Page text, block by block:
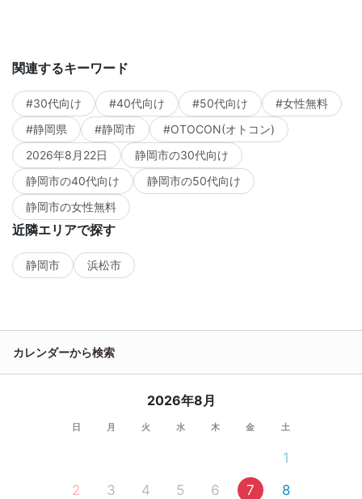
関連するキーワード
#30代向け #40代向け #50代向け
#女性無料
#静岡県
#静岡市
#OTOCON(オトコン)
2026年8月22日
静岡市の30代向け
静岡市の40代向け
静岡市の50代向け
静岡市の女性無料
近隣エリアで探す
静岡市 浜松市
カレンダーから検索
2026年8月
日 月 火 水 木 金 土
1
2
3 4 5 6 7
8